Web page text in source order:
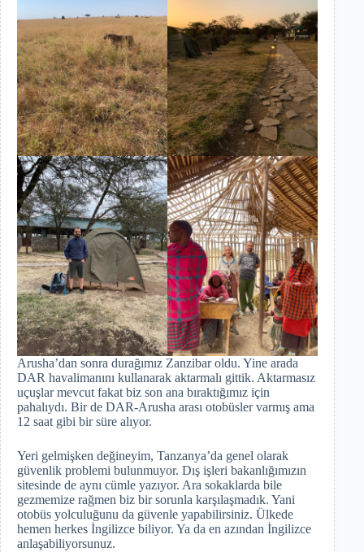
Arusha’dan sonra durağımız Zanzibar oldu. Yine arada
DAR havalimanını kullanarak aktarmalı gittik. Aktarmasız
uçuşlar mevcut fakat biz son ana bıraktığımız için
pahalıydı. Bir de DAR-Arusha arası otobüsler varmış ama
12 saat gibi bir süre alıyor.
Yeri gelmişken değineyim, Tanzanya’da genel olarak
güvenlik problemi bulunmuyor. Dış işleri bakanlığımızın
sitesinde de aynı cümle yazıyor. Ara sokaklarda bile
gezmemize rağmen biz bir sorunla karşılaşmadık. Yani
otobüs yolculuğunu da güvenle yapabilirsiniz. Ülkede
hemen herkes İngilizce biliyor. Ya da en azından İngilizce
anlaşabiliyorsunuz.